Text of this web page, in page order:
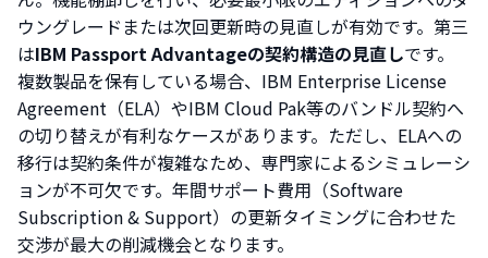
ウングレードまたは次回更新時の見直しが有効です。第三
はIBM Passport Advantageの契約構造の見直しです。
複数製品を保有している場合、IBM Enterprise License
Agreement（ELA）やIBM Cloud Pak等のバンドル契約へ
の切り替えが有利なケースがあります。ただし、ELAへの
移行は契約条件が複雑なため、専門家によるシミュレーシ
ョンが不可欠です。年間サポート費用（Software
Subscription & Support）の更新タイミングに合わせた
交渉が最大の削減機会となります。